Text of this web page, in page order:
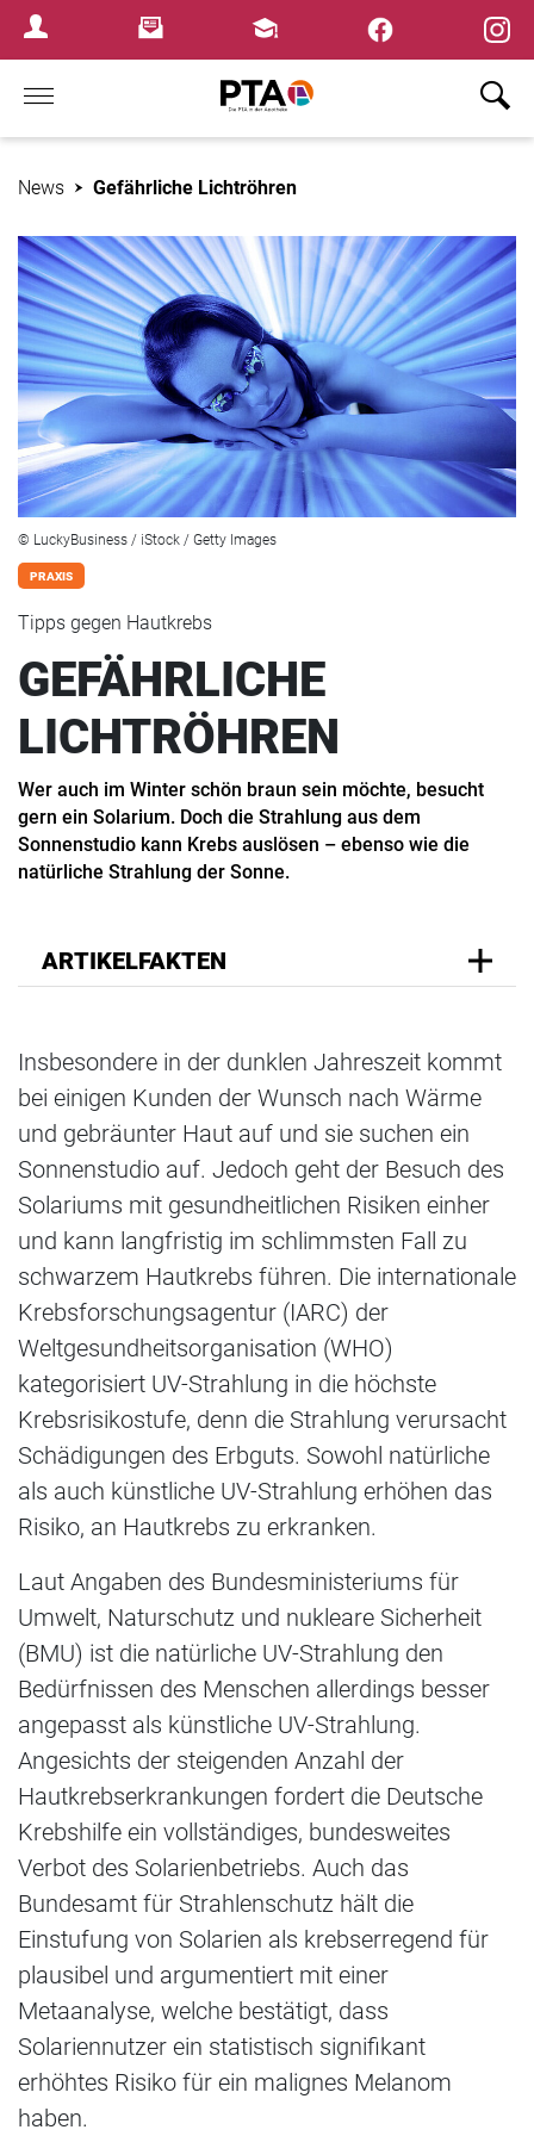
Login MenuNewsletterFortbildungen
Home
News Gefährliche Lichtröhren
© LuckyBusiness / iStock / Getty Images
PRAXIS
Tipps gegen Hautkrebs
GEFÄHRLICHE
LICHTRÖHREN
Wer auch im Winter schön braun sein möchte, besucht
gern ein Solarium. Doch die Strahlung aus dem
Sonnenstudio kann Krebs auslösen – ebenso wie die
natürliche Strahlung der Sonne.
ARTIKELFAKTEN
Insbesondere in der dunklen Jahreszeit kommt
bei einigen Kunden der Wunsch nach Wärme
und gebräunter Haut auf und sie suchen ein
Sonnenstudio auf. Jedoch geht der Besuch des
Solariums mit gesundheitlichen Risiken einher
und kann langfristig im schlimmsten Fall zu
schwarzem Hautkrebs führen. Die internationale
Krebsforschungsagentur (IARC) der
Weltgesundheitsorganisation (WHO)
kategorisiert UV-Strahlung in die höchste
Krebsrisikostufe, denn die Strahlung verursacht
Schädigungen des Erbguts. Sowohl natürliche
als auch künstliche UV-Strahlung erhöhen das
Risiko, an Hautkrebs zu erkranken.
Laut Angaben des Bundesministeriums für
Umwelt, Naturschutz und nukleare Sicherheit
(BMU) ist die natürliche UV-Strahlung den
Bedürfnissen des Menschen allerdings besser
angepasst als künstliche UV-Strahlung.
Angesichts der steigenden Anzahl der
Hautkrebserkrankungen fordert die Deutsche
Krebshilfe ein vollständiges, bundesweites
Verbot des Solarienbetriebs. Auch das
Bundesamt für Strahlenschutz hält die
Einstufung von Solarien als krebserregend für
plausibel und argumentiert mit einer
Metaanalyse, welche bestätigt, dass
Solariennutzer ein statistisch signifikant
erhöhtes Risiko für ein malignes Melanom
haben.
×